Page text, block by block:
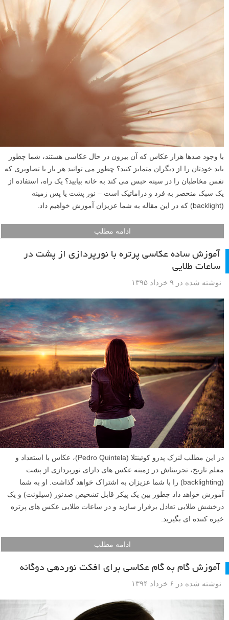
با وجود صدها هزار عکاس که آن بیرون در حال عکاسی هستند، شما چطور
باید خودتان را از دیگران متمایز کنید؟ چطور می توانید هر بار با تصاویری که
نفس مخاطبان را در سینه حبس می کند به خانه بیایید؟ یک راه، استفاده از
یک سبک منحصر به فرد و دراماتیک است – نور پشت یا پس زمینه
(backlight) که در این مقاله به شما عزیزان آموزش خواهیم داد.
ادامه مطلب
آموزش ساده عکاسی پرتره با نورپردازی از پشت در
ساعات طلایی
نوشته شده در ۹ خرداد ۱۳۹۵
در این مطلب لنزک پدرو کوئینتلا (Pedro Quintela)، عکاس با استعداد و
معلم تاریخ، تجربیتاش در زمینه عکس های دارای نورپردازی از پشت
(backlighting) را با شما عزیزان به اشتراک خواهد گذاشت. او به شما
آموزش خواهد داد چطور بین یک پیکر قابل تشخیص ضدنور (سیلوئت) و یک
درخشش طلایی تعادل برقرار سازید و در ساعات طلایی عکس های پرتره
خیره کننده ای بگیرید.
ادامه مطلب
آموزش گام به گام عکاسی برای افکت نوردهی دوگانه
نوشته شده در ۶ خرداد ۱۳۹۴